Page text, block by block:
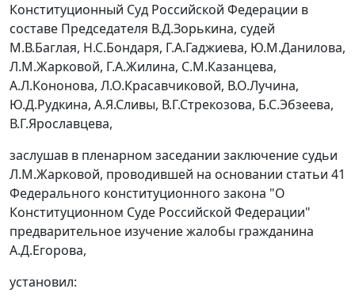
Конституционный Суд Российской Федерации в
составе Председателя В.Д.Зорькина, судей
М.В.Баглая, Н.С.Бондаря, Г.А.Гаджиева, Ю.М.Данилова,
Л.М.Жарковой, Г.А.Жилина, С.М.Казанцева,
А.Л.Кононова, Л.О.Красавчиковой, В.О.Лучина,
Ю.Д.Рудкина, А.Я.Сливы, В.Г.Стрекозова, Б.С.Эбзеева,
В.Г.Ярославцева,
заслушав в пленарном заседании заключение судьи
Л.М.Жарковой, проводившей на основании статьи 41
Федерального конституционного закона "О
Конституционном Суде Российской Федерации"
предварительное изучение жалобы гражданина
А.Д.Егорова,
установил: